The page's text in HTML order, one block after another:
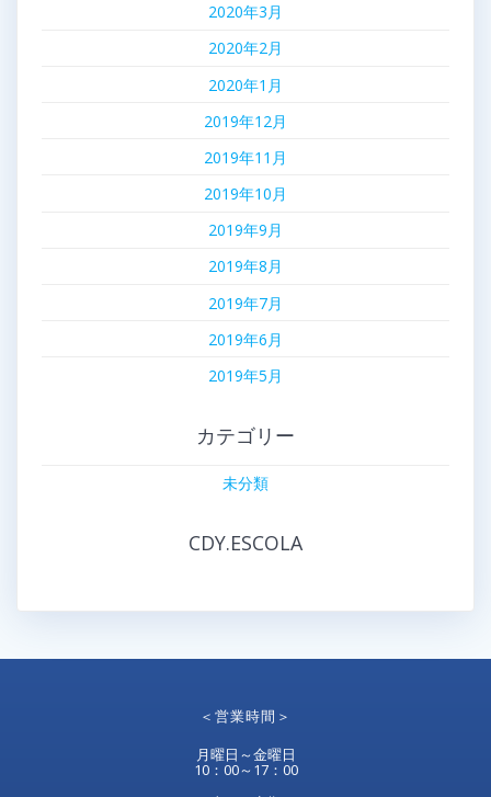
2020年3月
2020年2月
2020年1月
2019年12月
2019年11月
2019年10月
2019年9月
2019年8月
2019年7月
2019年6月
2019年5月
カテゴリー
未分類
CDY.ESCOLA
＜営業時間＞
月曜日～金曜日
10：00～17：00